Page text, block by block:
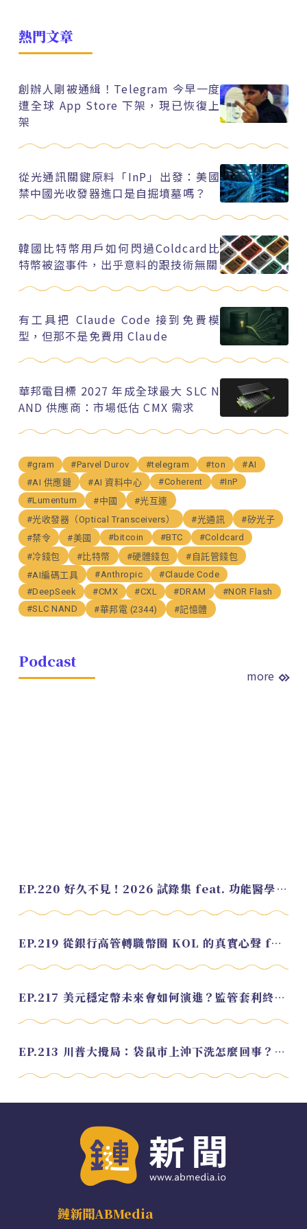
熱門文章
創辦人剛被通緝！Telegram 今早一度
遭全球 App Store 下架，現已恢復上
架
從光通訊關鍵原料「InP」出發：美國
禁中國光收發器進口是自掘墳墓嗎？
韓國比特幣用戶如何閃過Coldcard比
特幣被盜事件，出乎意料的跟技術無關
有工具把 Claude Code 接到免費模
型，但那不是免費用 Claude
華邦電目標 2027 年成全球最大 SLC N
AND 供應商：市場低估 CMX 需求
#gram #Parvel Durov #telegram #ton
#AI
#AI 供應鏈
#AI 資料中心 #Coherent
#InP
#Lumentum
#中國
#光互連
#光收發器（Optical Transceivers）
#光通訊
#矽光子
#禁令
#美國 #bitcoin #BTC
#Coldcard
#冷錢包
#比特幣 #硬體錢包
#自託管錢包
#AI編碼工具
#Anthropic
#Claude Code
#DeepSeek
#CMX #CXL #DRAM
#NOR Flash
#SLC NAND
#華邦電 (2344) #記憶體
Podcast
more
EP.220 好久不見！2026 試錄集 feat. 功能醫學營養師 美寶
EP.219 從銀行高管轉職幣圈 KOL 的真實心聲 feat.龜大
EP.217 美元穩定幣未來會如何演進？監管套利終將收斂？feat. 研究員 余哲安
EP.213 川普大攪局：袋鼠市上沖下洗怎麼回事？feat. Alvin
鏈新聞ABMedia